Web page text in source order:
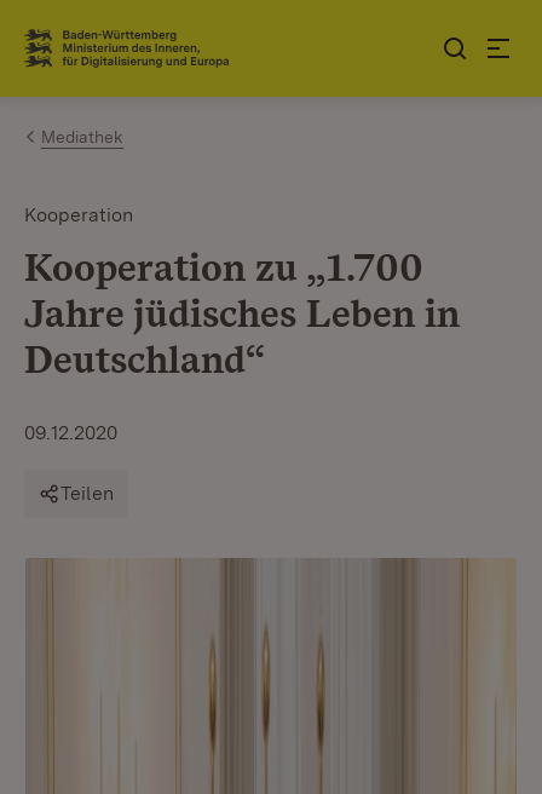
Zum Inhalt springen
Link zur Startseite
Mediathek
Kooperation
Kooperation zu „1.700
Jahre jüdisches Leben in
Deutschland“
09.12.2020
Teilen